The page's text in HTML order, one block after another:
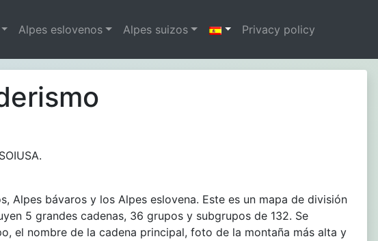
Alpes eslovenos Alpes suizos Privacy policy
Alpes bávaros y los Alpes eslovena. Este es un mapa de división
5 grandes cadenas, 36 grupos y subgrupos de 132. Se
el nombre de la cadena principal, foto de la montaña más alta y